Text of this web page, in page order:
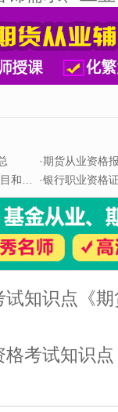
·期货从业资格
型 ·银行职业资格证
知识点《
考试知识